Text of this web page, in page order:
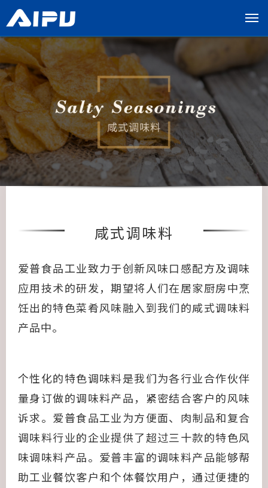
展
咸式调味料
爱普食品工业致力于创新风味口感配方及调味
应用技术的研发，期望将人们在居家厨房中烹
饪出的特色菜肴风味融入到我们的咸式调味料
产品中。
个性化的特色调味料是我们为各行业合作伙伴
量身订做的调味料产品，紧密结合客户的风味
诉求。爱普食品工业为方便面、肉制品和复合
调味料行业的企业提供了超过三十款的特色风
味调味料产品。爱普丰富的调味料产品能够帮
助工业餐饮客户和个体餐饮用户，通过便捷的